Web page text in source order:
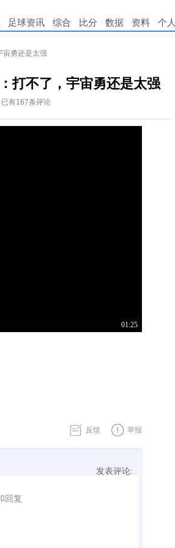
足球资讯 综合 比分 数据 资料 个人
宙勇还是太强
打不了，宇宙勇还是太强
已有167条评论
01:25
反馈 举报
发表评论:
回复